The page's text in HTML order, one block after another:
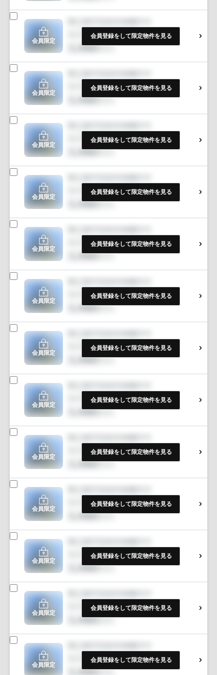
会員限定
会員登録をして限定物件を見る
会員限定
会員登録をして限定物件を見る
会員限定
会員登録をして限定物件を見る
会員限定
会員登録をして限定物件を見る
会員限定
会員登録をして限定物件を見る
会員限定
会員登録をして限定物件を見る
会員限定
会員登録をして限定物件を見る
会員限定
会員登録をして限定物件を見る
会員限定
会員登録をして限定物件を見る
会員限定
会員登録をして限定物件を見る
会員限定
会員登録をして限定物件を見る
会員限定
会員登録をして限定物件を見る
会員限定
会員登録をして限定物件を見る